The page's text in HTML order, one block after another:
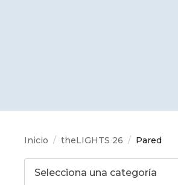
Inicio theLIGHTS 26 Pared
Selecciona una categoría